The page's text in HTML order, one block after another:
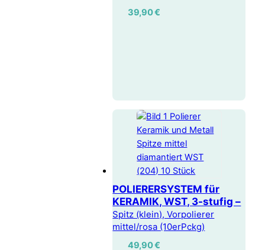
39,90€
POLIERERSYSTEM für
KERAMIK, WST, 3-stufig –
Spitz (klein), Vorpolierer
mittel/rosa (10erPckg)
49,90€